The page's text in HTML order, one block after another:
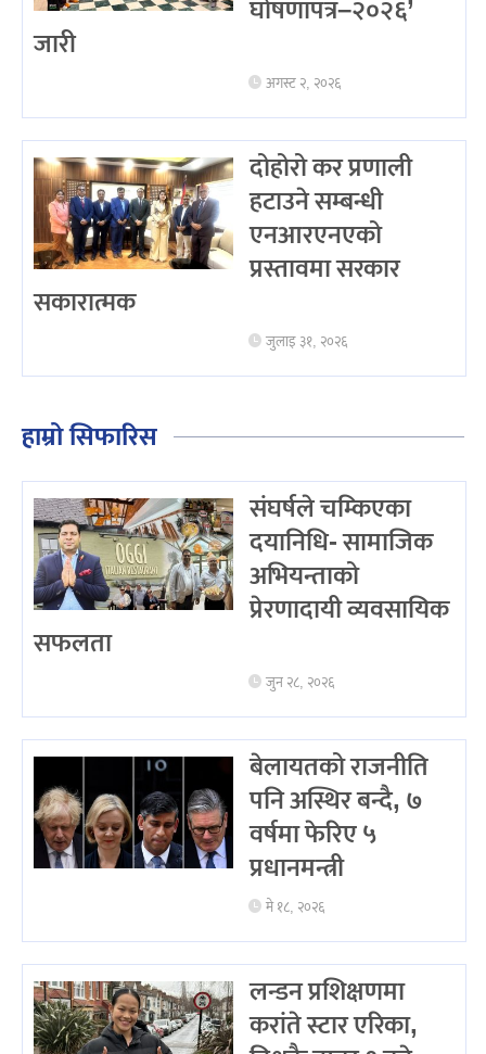
घोषणापत्र–२०२६’
जारी
अगस्ट २, २०२६
दोहोरो कर प्रणाली
हटाउने सम्बन्धी
एनआरएनएको
प्रस्तावमा सरकार
सकारात्मक
जुलाइ ३१, २०२६
हाम्रो सिफारिस
संघर्षले चम्किएका
दयानिधि- सामाजिक
अभियन्ताको
प्रेरणादायी व्यवसायिक
सफलता
जुन २८, २०२६
बेलायतको राजनीति
पनि अस्थिर बन्दै, ७
वर्षमा फेरिए ५
प्रधानमन्त्री
मे १८, २०२६
लन्डन प्रशिक्षणमा
करांते स्टार एरिका,